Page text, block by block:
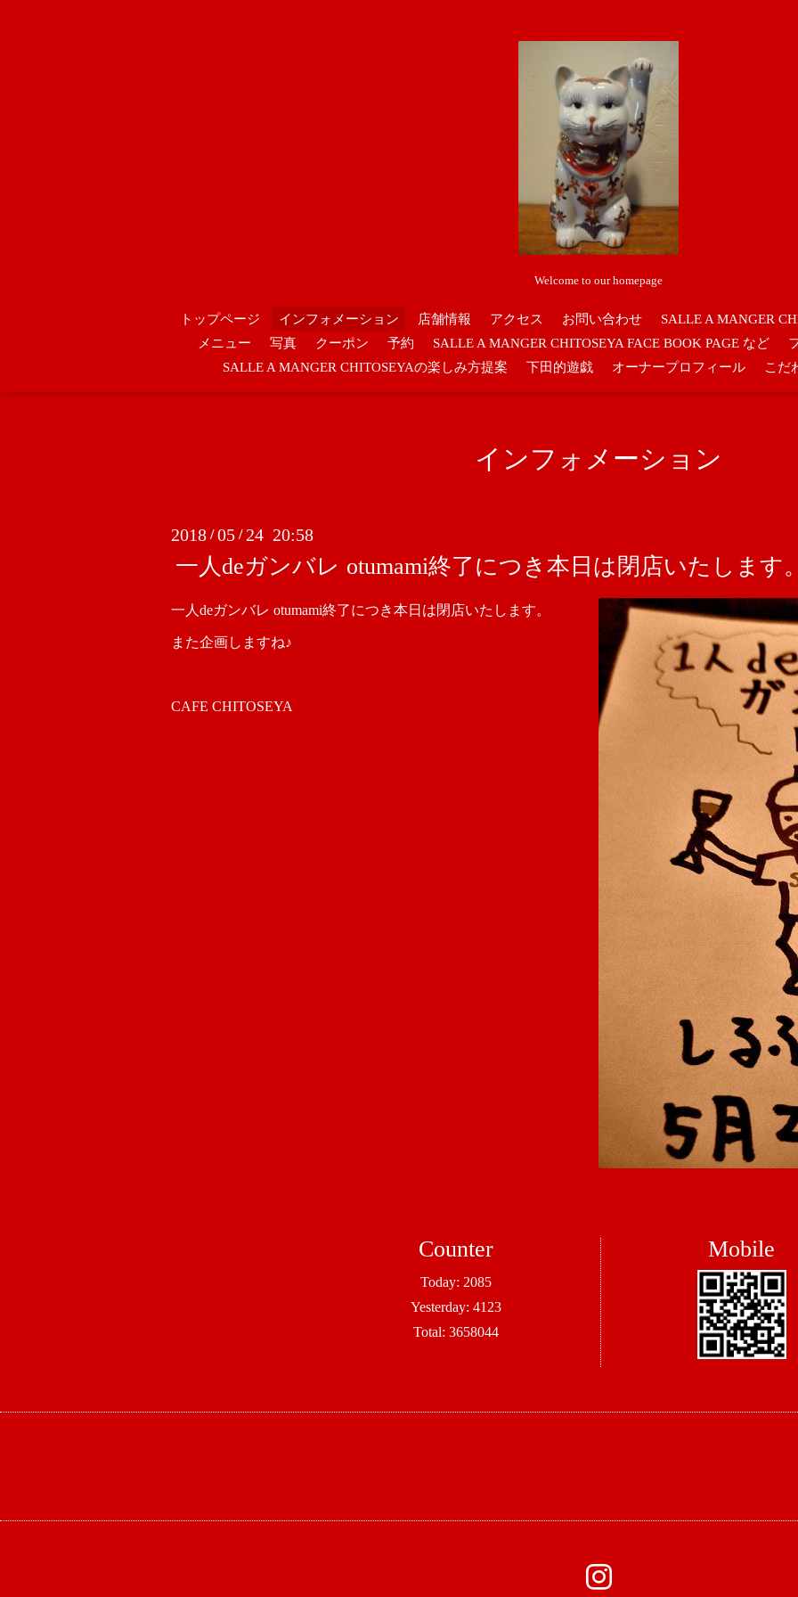
Welcome to our homepage
トップページ インフォメーション 店舗情報 アクセス お問い合わせ
SALLE A MANGER
メニュー
写真 クーポン 予約 SALLE A MANGER CHITOSEYA FACE BOOK PAGE など
SALLE A MANGER CHITOSEYAの楽しみ方提案
下田的遊戯 オーナープロフィール こだ
インフォメーション
2018 /05 / 24 20:58
一人deガンバレ otumami終了につき本日は閉店いたします
一人deガンバレ otumami終了につき本日は閉店いたします。
また企画しますね♪
CAFE CHITOSEYA
Counter
Today: 2085
Yesterday: 4123
Total: 3658044
Mobile